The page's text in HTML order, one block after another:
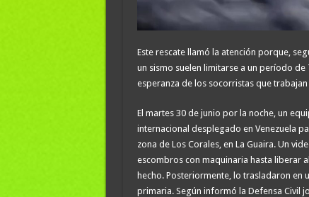
Este rescate llamó la atención porque,
un sismo suelen limitarse a un período
esperanza de los socorristas que
El martes 30 de junio por la noche, un
internacional desplegado en Venezuela
zona de Los Corales, en La Guaira. Un
escombros con maquinaria hasta liberar
hecho. Posteriormente, lo trasladaron en
primaria. Según informó la Defensa Civil